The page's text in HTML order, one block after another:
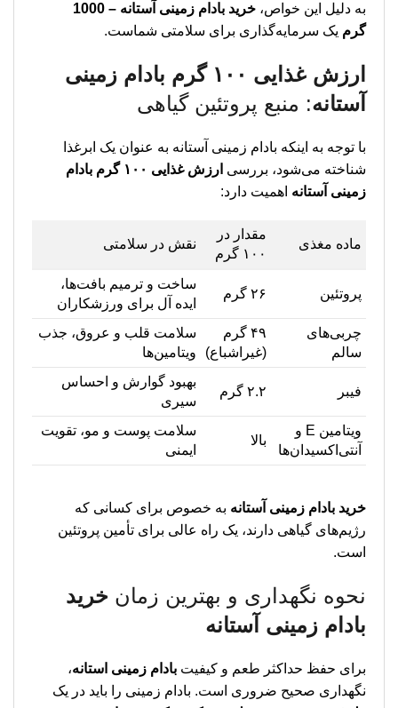
به دلیل این خواص،
خرید بادام زمینی آستانه – 1000
گرم یک سرمایه‌گذاری برای سلامتی شماست.
ارزش غذایی ۱۰۰ گرم بادام زمینی
آستانه: منبع پروتئین گیاهی
با توجه به اینکه بادام زمینی آستانه به عنوان یک ابرغذا
شناخته می‌شود، بررسی
ارزش غذایی ۱۰۰ گرم بادام
زمینی آستانه اهمیت دارد:
ماده مغذی
مقدار در
۱۰۰ گرم
نقش در سلامتی
پروتئین ۲۶ گرم
ساخت و ترمیم بافت‌ها،
ایده آل برای ورزشکاران
چربی‌های
سالم
۴۹ گرم
(غیراشباع)
سلامت قلب و عروق، جذب
ویتامین‌ها
فیبر ۲.۲ گرم
بهبود گوارش و احساس
سیری
ویتامین E و
آنتی‌اکسیدان‌ها
بالا
سلامت پوست و مو، تقویت
ایمنی
خرید بادام زمینی آستانه به خصوص برای کسانی که
رژیم‌های گیاهی دارند، یک راه عالی برای تأمین پروتئین
است.
نحوه نگهداری و بهترین زمان خرید
بادام زمینی آستانه
برای حفظ حداکثر طعم و کیفیت بادام زمینی استانه،
نگهداری صحیح ضروری است. بادام زمینی را باید در یک